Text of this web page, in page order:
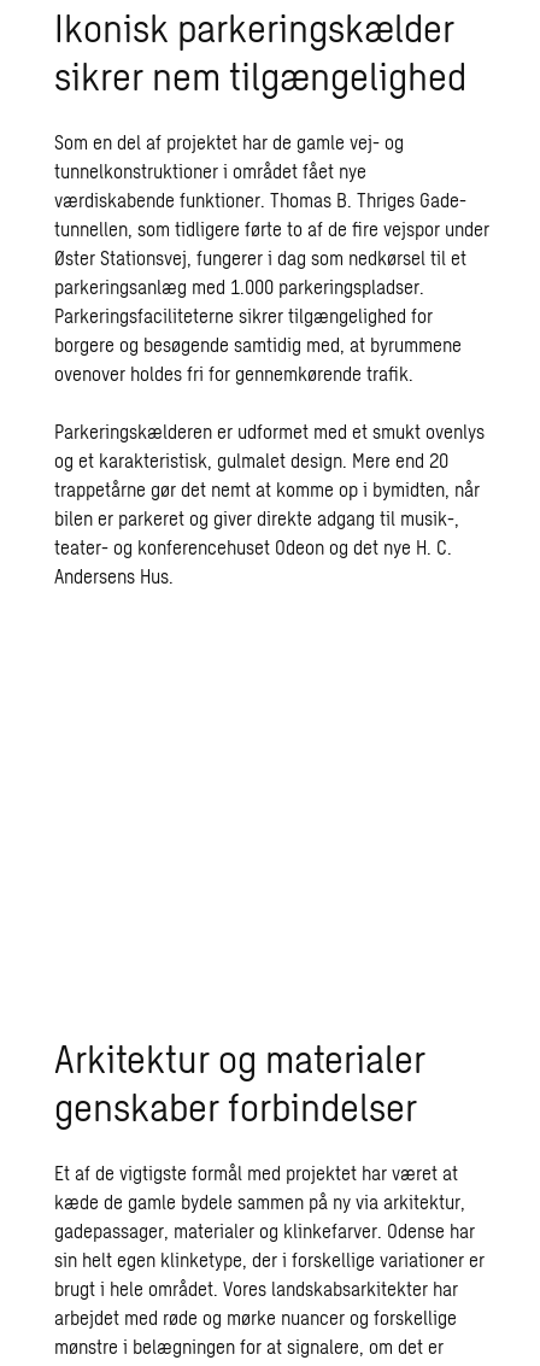
Ikonisk parkeringskælder
sikrer nem tilgængelighed
Som en del af projektet har de gamle vej- og
tunnelkonstruktioner i området fået nye
værdiskabende funktioner. Thomas B. Thriges Gade-
tunnellen, som tidligere førte to af de fire vejspor under
Øster Stationsvej, fungerer i dag som nedkørsel til et
parkeringsanlæg med 1.000 parkeringspladser.
Parkeringsfaciliteterne sikrer tilgængelighed for
borgere og besøgende samtidig med, at byrummene
ovenover holdes fri for gennemkørende trafik.
Parkeringskælderen er udformet med et smukt ovenlys
og et karakteristisk, gulmalet design. Mere end 20
trappetårne gør det nemt at komme op i bymidten, når
bilen er parkeret og giver direkte adgang til musik-,
teater- og konferencehuset Odeon og det nye H. C.
Andersens Hus.
Arkitektur og materialer
genskaber forbindelser
Et af de vigtigste formål med projektet har været at
kæde de gamle bydele sammen på ny via arkitektur,
gadepassager, materialer og klinkefarver. Odense har
sin helt egen klinketype, der i forskellige variationer er
brugt i hele området. Vores landskabsarkitekter har
arbejdet med røde og mørke nuancer og forskellige
mønstre i belægningen for at signalere, om det er